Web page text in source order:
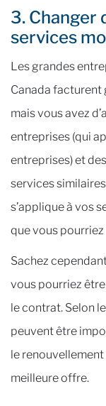
3. Changer
services
Les grandes
Canada facturent
mais vous avez
entreprises (qui
entreprises) et
services
s’applique à vos
que vous
Sachez
vous pourriez
le contrat. Selon
peuvent être
le
meilleure offre.